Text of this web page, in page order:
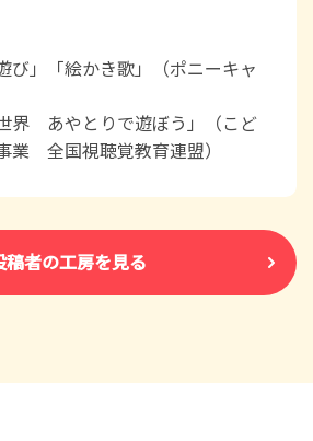
び」「絵かき歌」（ポニーキャ
界 あやとりで遊ぼう」（こど
業 全国視聴覚教育連盟）
稿者の工房を見る